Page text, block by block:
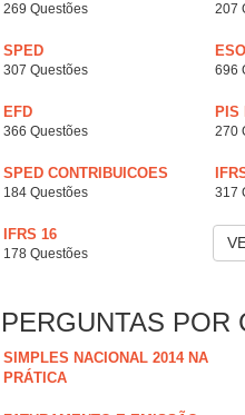
269 Questões 207
SPED
307 Questões 696
EFD
366 Questões
PIS
270
SPED CONTRIBUICOES
184 Questões 317
IFRS 16
178 Questões
PERGUNTAS POR
SIMPLES NACIONAL 2014 NA
PRÁTICA